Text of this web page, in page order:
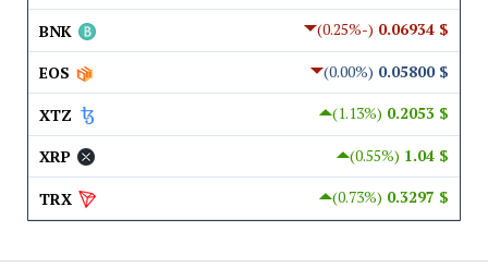
$ 0.06934
(-0.25%)
BNK
$ 0.05800
(0.00%)
EOS
$ 0.2053
(1.13%)
XTZ
$ 1.04
(0.55%)
XRP
$ 0.3297
(0.73%)
TRX